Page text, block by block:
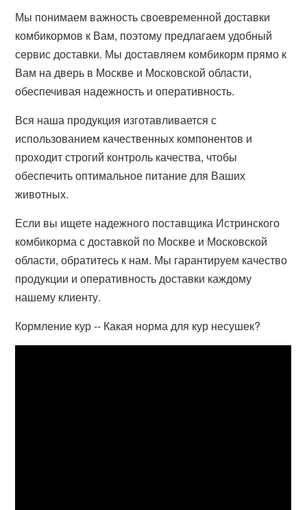
Мы понимаем важность своевременной доставки
комбикормов к Вам, поэтому предлагаем удобный
сервис доставки. Мы доставляем комбикорм прямо к
Вам на дверь в Москве и Московской области,
обеспечивая надежность и оперативность.
Вся наша продукция изготавливается с
использованием качественных компонентов и
проходит строгий контроль качества, чтобы
обеспечить оптимальное питание для Ваших
животных.
Если вы ищете надежного поставщика Истринского
комбикорма с доставкой по Москве и Московской
области, обратитесь к нам. Мы гарантируем качество
продукции и оперативность доставки каждому
нашему клиенту.
Кормление кур -- Какая норма для кур несушек?